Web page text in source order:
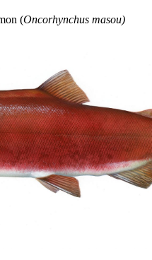
(Oncorhynchus masou)